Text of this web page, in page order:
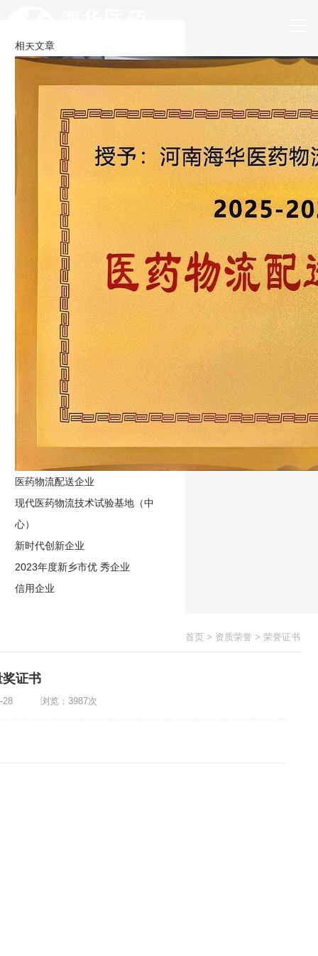
走进海华
相关文章
医药物流配送企业
现代医药物流技术试验基地（中
心）
新时代创新企业
2023年度新乡市优 秀企业
信用企业
首页 > 资质荣誉 > 荣誉证书
奖证书
28 浏览：3987次